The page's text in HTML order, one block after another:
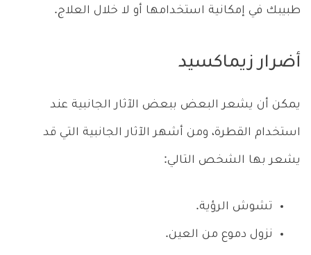
طبيبك في إمكانية استخدامها أو لا خلال العلاج.
أضرار زيماكسيد
يمكن أن يشعر البعض ببعض الآثار الجانبية عند
استخدام القطرة، ومن أشهر الآثار الجانبية التي قد
يشعر بها الشخص التالي:
تشوش الرؤية.
نزول دموع من العين.